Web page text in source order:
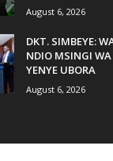
August 6, 2026
DKT. SIMBEYE:
NDIO MSINGI
YENYE UBORA
August 6, 2026